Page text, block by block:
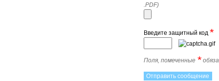
.PDF)
Введите защитный код *
Поля, помеченные *